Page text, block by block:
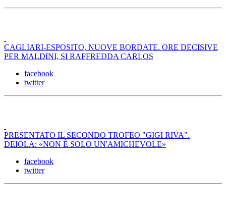
CAGLIARI-ESPOSITO, NUOVE BORDATE. ORE DECISIVE
PER MALDINI, SI RAFFREDDA CARLOS
facebook
twitter
PRESENTATO IL SECONDO TROFEO "GIGI RIVA".
DEIOLA: «NON È SOLO UN'AMICHEVOLE»
facebook
twitter